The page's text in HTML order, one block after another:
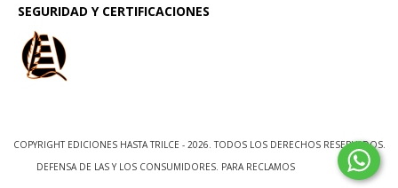
SEGURIDAD Y CERTIFICACIONES
COPYRIGHT EDICIONES HASTA TRILCE - 2026. TODOS LOS DERECHOS RESERVADOS.
DEFENSA DE LAS Y LOS CONSUMIDORES. PARA RECLAMOS
INGRESÁ ACÁ.